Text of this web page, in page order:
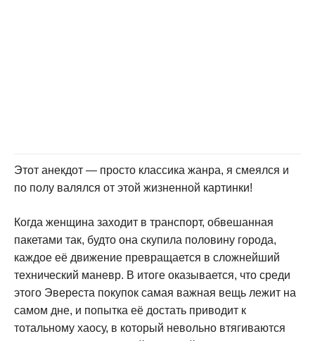
Этот анекдот — просто классика жанра, я смеялся и
по полу валялся от этой жизненной картинки!
Когда женщина заходит в транспорт, обвешанная
пакетами так, будто она скупила половину города,
каждое её движение превращается в сложнейший
технический маневр. В итоге оказывается, что среди
этого Эвереста покупок самая важная вещь лежит на
самом дне, и попытка её достать приводит к
тотальному хаосу, в который невольно втягиваются